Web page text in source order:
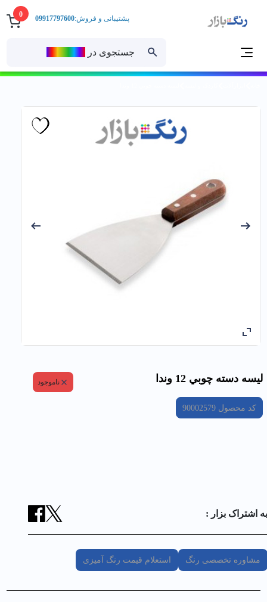
0
جستجوی در
پشتیبانی و فروش:09917797600
ليسه دسته چوبي 12 وندا ناموجود
کد محصول90002579
به اشتراک بزار :
مشاوره تخصصی رنگ استعلام قیمت رنگ آمیزی